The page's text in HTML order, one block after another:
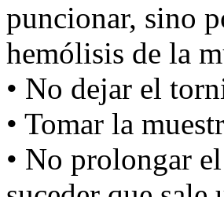
puncionar, sino
hemólisis de la
• No dejar el
• Tomar la
• No prolongar